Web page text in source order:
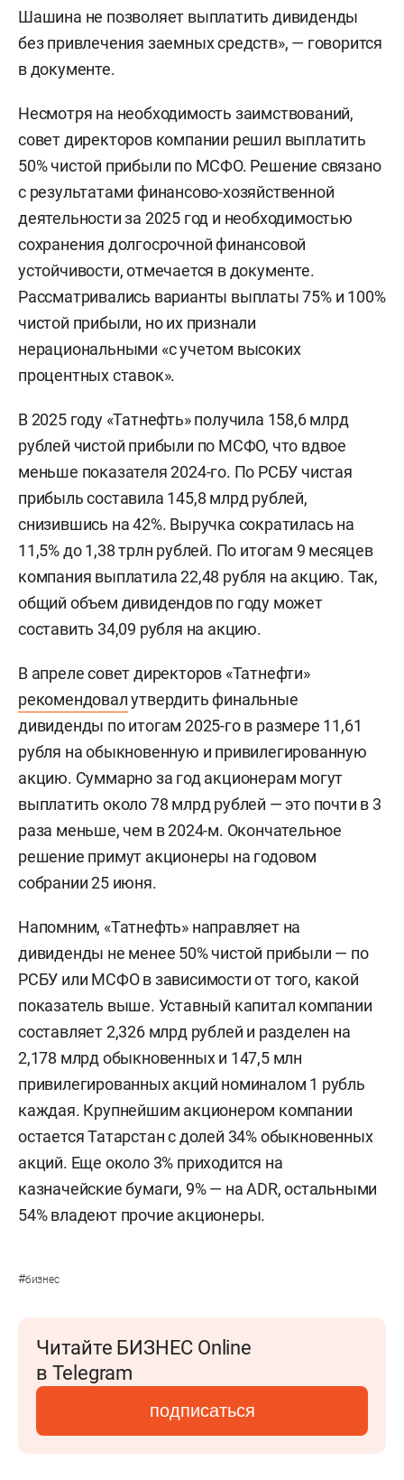
Шашина не позволяет выплатить дивиденды
без привлечения заемных средств», — говорится
в документе.
Несмотря на необходимость заимствований,
совет директоров компании решил выплатить
50% чистой прибыли по МСФО. Решение связано
с результатами финансово-хозяйственной
деятельности за 2025 год и необходимостью
сохранения долгосрочной финансовой
устойчивости, отмечается в документе.
Рассматривались варианты выплаты 75% и 100%
чистой прибыли, но их признали
нерациональными «с учетом высоких
процентных ставок».
В 2025 году «Татнефть» получила 158,6 млрд
рублей чистой прибыли по МСФО, что вдвое
меньше показателя 2024-го. По РСБУ чистая
прибыль составила 145,8 млрд рублей,
снизившись на 42%. Выручка сократилась на
11,5% до 1,38 трлн рублей. По итогам 9 месяцев
компания выплатила 22,48 рубля на акцию. Так,
общий объем дивидендов по году может
составить 34,09 рубля на акцию.
В апреле совет директоров «Татнефти»
рекомендовалутвердить финальные
дивиденды по итогам 2025-го в размере 11,61
рубля на обыкновенную и привилегированную
акцию. Суммарно за год акционерам могут
выплатить около 78 млрд рублей — это почти в 3
раза меньше, чем в 2024-м. Окончательное
решение примут акционеры на годовом
собрании 25 июня.
Напомним, «Татнефть» направляет на
дивиденды не менее 50% чистой прибыли — по
РСБУ или МСФО в зависимости от того, какой
показатель выше. Уставный капитал компании
составляет 2,326 млрд рублей и разделен на
2,178 млрд обыкновенных и 147,5 млн
привилегированных акций номиналом 1 рубль
каждая. Крупнейшим акционером компании
остается Татарстан с долей 34% обыкновенных
акций. Еще около 3% приходится на
казначейские бумаги, 9% — на ADR, остальными
54% владеют прочие акционеры.
#бизнес
Читайте БИЗНЕС Online
в Telegram
подписаться